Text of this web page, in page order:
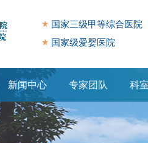
国家三级甲等综合医院
国家级爱婴医院
新闻中心 专家团队 科